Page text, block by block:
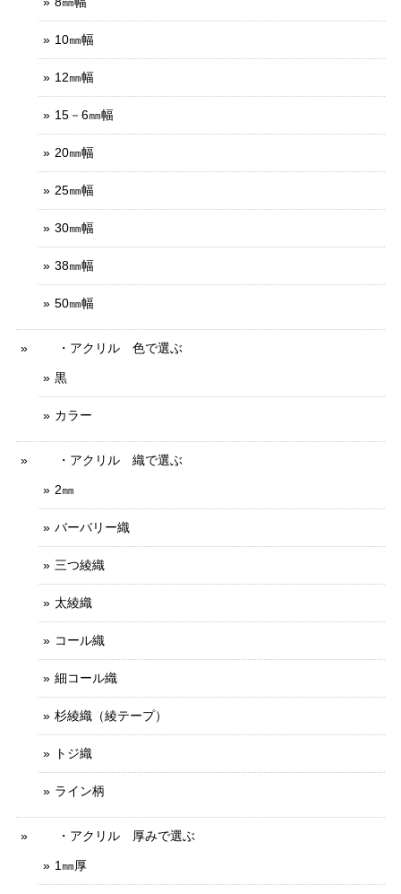
10㎜幅
12㎜幅
15－6㎜幅
20㎜幅
25㎜幅
30㎜幅
38㎜幅
50㎜幅
・アクリル 色で選ぶ
黒
カラー
・アクリル 織で選ぶ
2㎜
バーバリー織
三つ綾織
太綾織
コール織
細コール織
杉綾織（綾テープ）
トジ織
ライン柄
・アクリル 厚みで選ぶ
1㎜厚